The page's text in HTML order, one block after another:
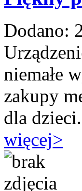
Dodano:
niemałe
zakupy
dla
więcej>